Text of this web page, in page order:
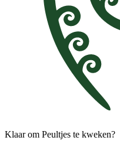
Klaar om Peultjes te kweken?